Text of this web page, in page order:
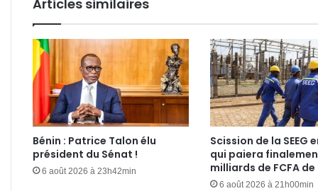
Articles similaires
Bénin : Patrice Talon élu
président du Sénat !
6 août 2026 à 23h42min
Scission de la SEEG
qui paiera
milliards de FCFA
6 août 2026 à 21h00min